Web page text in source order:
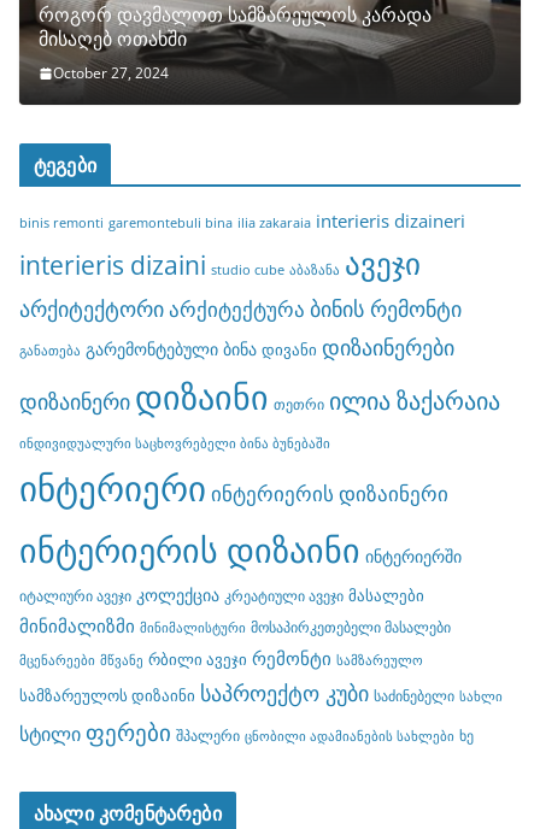
როგორ დავმალოთ სამზარეულოს კარადა
მისაღებ ოთახში
October 27, 2024
ტეგები
binis remonti garemontebuli bina ilia zakaraia interieris dizaineri
interieris dizaini studio cube აბაზანა ავეჯი
არქიტექტორიარქიტექტურა ბინის რემონტი
განათება გარემონტებული ბინა დივანი დიზაინერები
დიზაინერი დიზაინი თეთრი ილია ზაქარაია
ინდივიდუალური საცხოვრებელი ბინა ბუნებაში
ინტერიერი ინტერიერის დიზაინერი
ინტერიერის დიზაინი ინტერიერში
იტალიური ავეჯი კოლექცია კრეატიული ავეჯი მასალები
მინიმალიზმი მინიმალისტური მოსაპირკეთებელი მასალები
მცენარეები მწვანე რბილი ავეჯი რემონტი სამზარეულო
სამზარეულოს დიზაინი საპროექტო კუბი საძინებელი სახლი
სტილი ფერები შპალერი ცნობილი ადამიანების სახლები ხე
ახალი კომენტარები